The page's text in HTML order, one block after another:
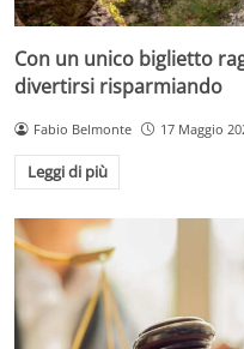
Con un unico biglietto
divertirsi risparmiando
Fabio Belmonte 17 Maggio
Leggi di più